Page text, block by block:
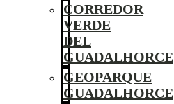
CORREDOR
VERDE
DEL
GUADALHORCE
GEOPARQUE
GUADALHORCE